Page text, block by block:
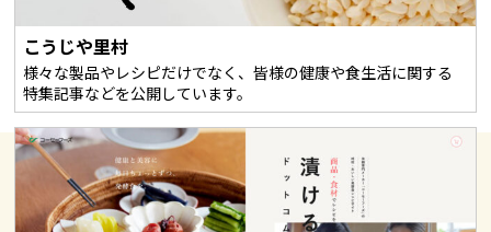
こうじや里村
様々な製品やレシピだけでなく、皆様の健康や食生活に関する
特集記事などを公開しています。